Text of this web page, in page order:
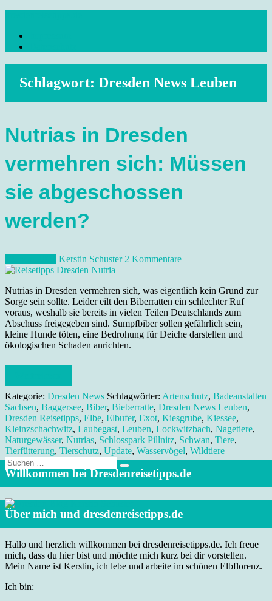
content
Reisetipps Dresden, Sehenswürdigkeiten, Ausflugsziele Sachsen,
Schlagwort: Dresden News Leuben
Nutrias in Dresden
vermehren sich: Müssen
sie abgeschossen
werden?
Kerstin Schuster 2 Kommentare
Nutrias in Dresden vermehren sich, was eigentlich kein Grund zur
Sorge sein sollte. Leider eilt den Biberratten ein schlechter Ruf
voraus, weshalb sie bereits in vielen Teilen Deutschlands zum
Abschuss freigegeben sind. Sumpfbiber sollen gefährlich sein,
kleine Hunde töten, eine Bedrohung für Deiche darstellen und
ökologischen Schaden anrichten.
Kategorie: Dresden News Schlagwörter: Artenschutz, Badeanstalten
Sachsen, Baggersee, Biber, Bieberratte, Dresden News Leuben,
Dresden Reisetipps, Elbe, Elbufer, Exot, Kiesgrube, Kiessee,
Kleinzschachwitz, Laubegast, Leuben, Lockwitzbach, Nagetiere,
Naturgewässer, Nutrias, Schlosspark Pillnitz, Schwan, Tiere,
Tierfütterung, Tierschutz, Update, Wasservögel, Wildtiere
Suche
nach:
Willkommen bei Dresdenreisetipps.de
Über mich und dresdenreisetipps.de
Hallo und herzlich willkommen bei dresdenreisetipps.de. Ich freue
mich, dass du hier bist und möchte mich kurz bei dir vorstellen.
Mein Name ist Kerstin, ich lebe und arbeite im schönen Elbflorenz.
Ich bin: